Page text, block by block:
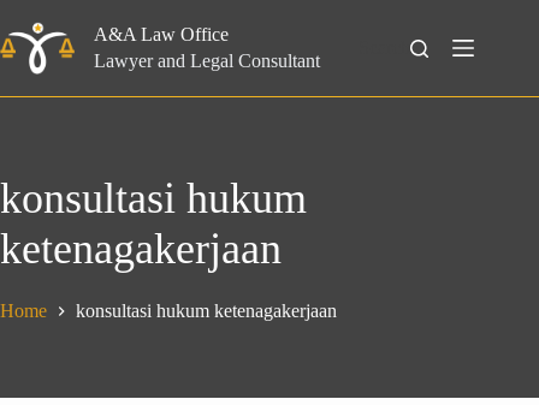
to
content
A&A Law Office
Lawyer and Legal Consultant
Search
konsultasi hukum
ketenagakerjaan
Home konsultasi hukum ketenagakerjaan